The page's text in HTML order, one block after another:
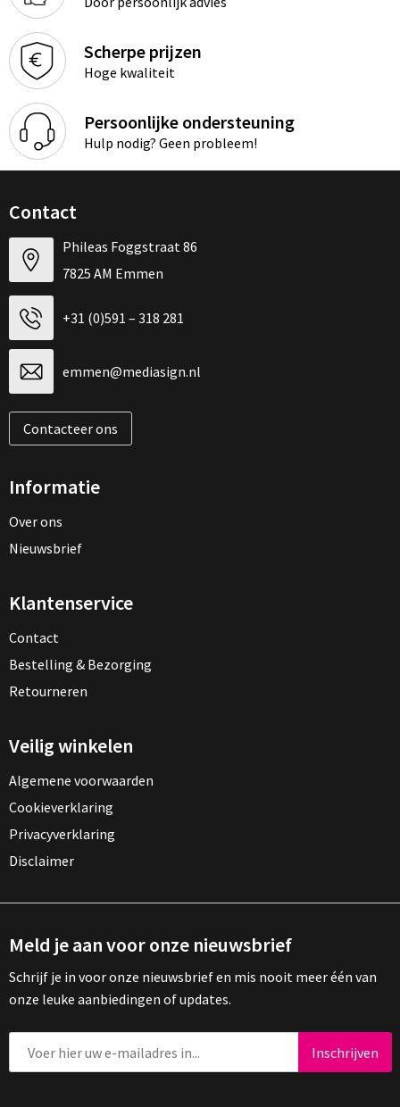
Scherpe prijzen
Hoge kwaliteit
Persoonlijke ondersteuning
Hulp nodig? Geen probleem!
Contact
Phileas Foggstraat 86
7825 AM Emmen
+31 (0)591 – 318 281
emmen@mediasign.nl
Contacteer ons
Informatie
Over ons
Nieuwsbrief
Klantenservice
Contact
Bestelling & Bezorging
Retourneren
Veilig winkelen
Algemene voorwaarden
Cookieverklaring
Privacyverklaring
Disclaimer
Meld je aan voor onze nieuwsbrief
Schrijf je in voor onze nieuwsbrief en mis nooit meer één van
onze leuke aanbiedingen of updates.